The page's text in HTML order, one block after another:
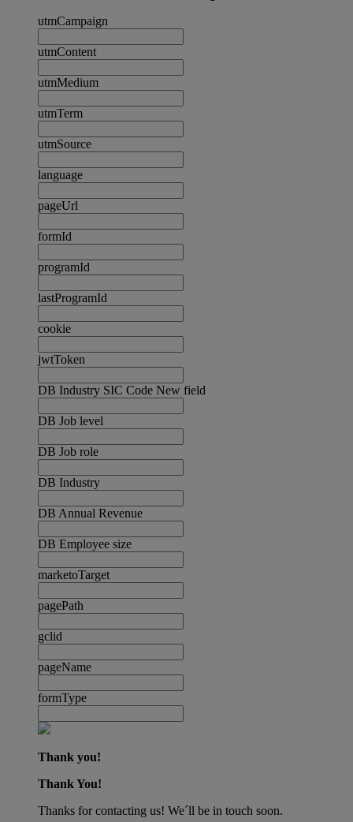
utmCampaign
utmContent
utmMedium
utmTerm
utmSource
language
pageUrl
formId
programId
lastProgramId
cookie
jwtToken
DB Industry SIC Code New field
DB Job level
DB Job role
DB Industry
DB Annual Revenue
DB Employee size
marketoTarget
pagePath
gclid
pageName
formType
Thank you!
Thank You!
Thanks for contacting us! We´ll be in touch soon.